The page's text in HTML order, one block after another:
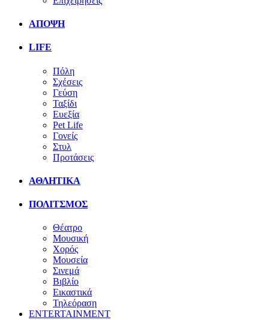
ΑΠΟΨΗ
LIFE
Πόλη
Σχέσεις
Γεύση
Ταξίδι
Ευεξία
Pet Life
Γονείς
Στυλ
Προτάσεις
ΑΘΛΗΤΙΚΑ
ΠΟΛΙΤΣΜΟΣ
Θέατρο
Μουσική
Χορός
Μουσεία
Σινεμά
Βιβλίο
Εικαστικά
Τηλεόραση
ENTERTAINMENT